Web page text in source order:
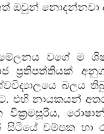
ඔවුන් නොදන්නවා
වගේ ම
ප්‍රතිපත්තියක්
බලය
එහි නායකයන්
වික්‍රමසූරිය,
සිටියේ චම්පක හා